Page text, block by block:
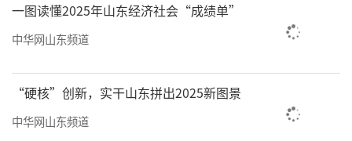
棋界名贤归潍乡，荣膺协会续华章；深耕
弈道开新局，力拓市场兴业邦。潍坊市围棋运
动协会近日迎来新一届领导班子，世界智力运
动联盟宣传总监、山东省棋类运动协会秘书长
刘玮当选会长。
一图读懂2025年山东经济社会“成绩单”
中华网山东频道
“硬核”创新，实干山东拼出2025新图景
中华网山东频道